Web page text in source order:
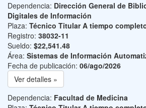
Dependencia: Dirección General de
Digitales de Información
Plaza: Técnico Titular A tiempo
Registro: 38032-11
Sueldo: $22,541.48
Área: Sistemas de Información
Fecha de publicación: 06/ago/2026
Ver detalles »
Dependencia: Facultad de Medicina